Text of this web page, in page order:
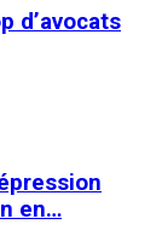
d’avocats
en…